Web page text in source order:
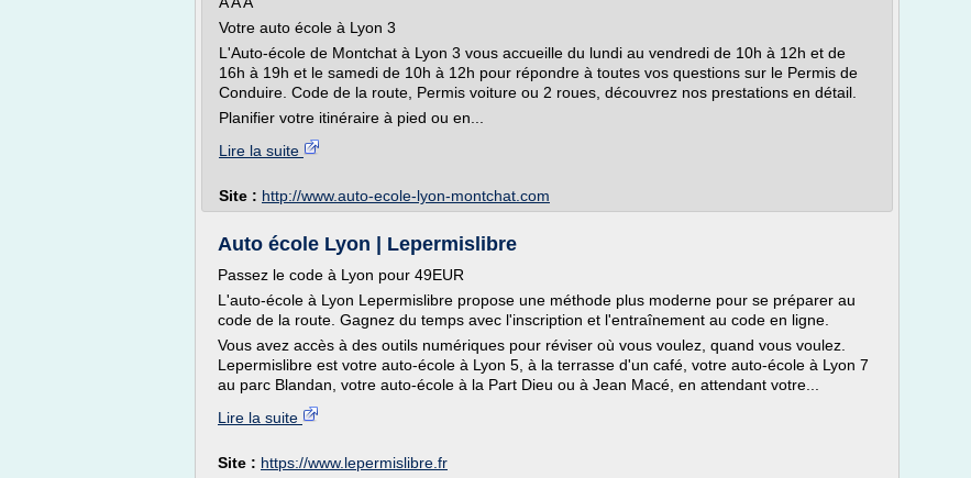
Votre auto école à Lyon 3
L'Auto-école de Montchat à Lyon 3 vous accueille du lundi au vendredi de 10h à 12h et de
16h à 19h et le samedi de 10h à 12h pour répondre à toutes vos questions sur le Permis de
Conduire. Code de la route, Permis voiture ou 2 roues, découvrez nos prestations en détail.
Planifier votre itinéraire à pied ou en...
Lire la suite
Site : http://www.auto-ecole-lyon-montchat.com
Auto école Lyon | Lepermislibre
Passez le code à Lyon pour 49EUR
L'auto-école à Lyon Lepermislibre propose une méthode plus moderne pour se préparer au
code de la route. Gagnez du temps avec l'inscription et l'entraînement au code en ligne.
Vous avez accès à des outils numériques pour réviser où vous voulez, quand vous voulez.
Lepermislibre est votre auto-école à Lyon 5, à la terrasse d'un café, votre auto-école à Lyon 7
au parc Blandan, votre auto-école à la Part Dieu ou à Jean Macé, en attendant votre...
Lire la suite
Site : https://www.lepermislibre.fr